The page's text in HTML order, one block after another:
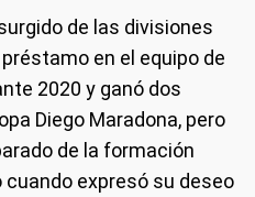
de las divisiones
en el equipo de
2020 y ganó dos
Diego Maradona, pero
de la formación
expresó su deseo